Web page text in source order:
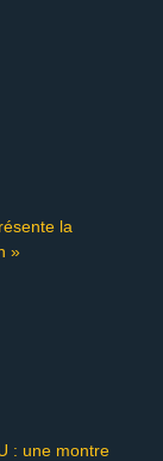
la
»
: une montre